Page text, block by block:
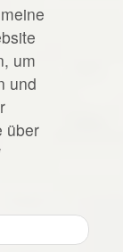
um
und
über